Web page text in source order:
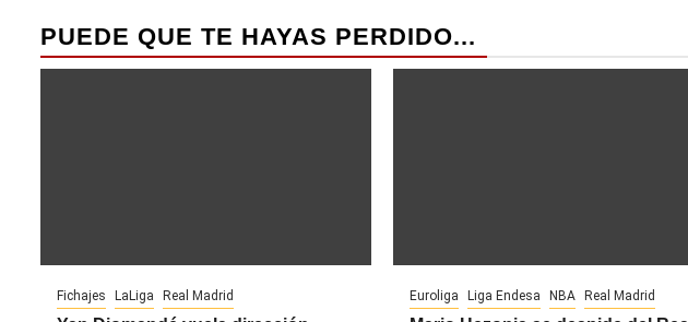
PUEDE QUE TE HAYAS PERDIDO...
Fichajes LaLiga Real Madrid Euroliga Liga Endesa NBA Real Madrid